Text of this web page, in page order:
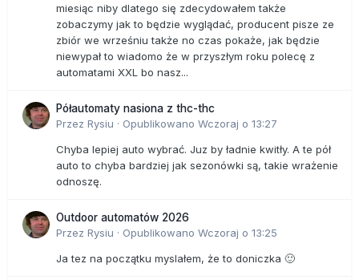
miesiąc niby dlatego się zdecydowałem także
zobaczymy jak to będzie wyglądać, producent pisze ze
zbiór we wrześniu także no czas pokaże, jak będzie
niewypał to wiadomo że w przyszłym roku polecę z
automatami XXL bo nasz...
Półautomaty nasiona z thc-thc
Przez Rysiu · Opublikowano Wczoraj o 13:27
Chyba lepiej auto wybrać. Juz by ładnie kwitły. A te pół
auto to chyba bardziej jak sezonówki są, takie wrażenie
odnoszę.
Outdoor automatów 2026
Przez Rysiu · Opublikowano Wczoraj o 13:25
Ja tez na początku myslałem, że to doniczka 🙂